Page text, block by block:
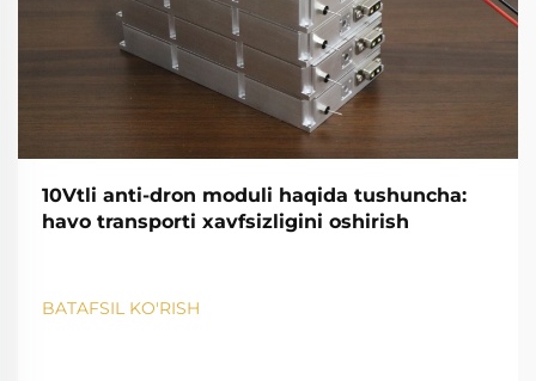
10Vtli anti-dron moduli haqida tushuncha:
havo transporti xavfsizligini oshirish
BATAFSIL KO'RISH